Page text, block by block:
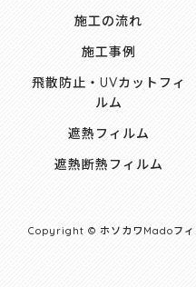
施工の流れ
施工事例
飛散防止・UVカットフィ
ルム
遮熱フィルム
遮熱断熱フィルム
Copyright © ホソカワMadoフ